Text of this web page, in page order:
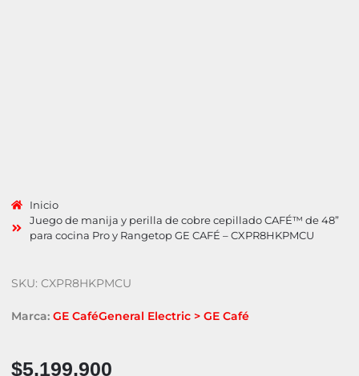
Inicio
Juego de manija y perilla de cobre cepillado CAFÉ™ de 48”
para cocina Pro y Rangetop GE CAFÉ – CXPR8HKPMCU
SKU: CXPR8HKPMCU
Marca: GE CaféGeneral Electric > GE Café
$5,199,900